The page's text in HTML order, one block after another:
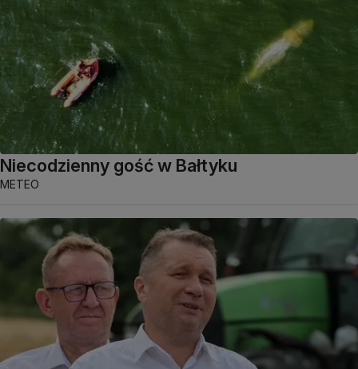
Niecodzienny gość w Bałtyku
METEO